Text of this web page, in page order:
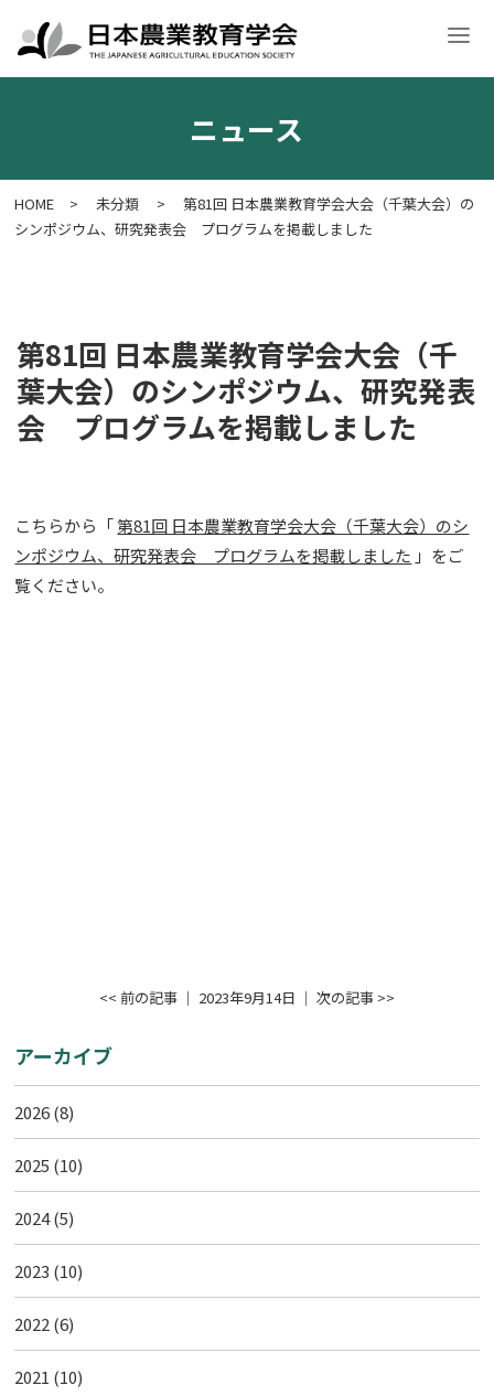
学会案内 入会・各種申請 学術大会 学会誌・刊行物 意見文
ニュース
HOME > 未分類 >
第81回 日本農業教育学会大会（千葉大会）の
シンポジウム、研究発表会 プログラムを掲載しました
アーカイブ
2026(8)
2025 (10)
2024(5)
2023 (10)
2022 (6)
2021 (10)
第81回 日本農業教育学会大会（千
葉大会）のシンポジウム、研究発表
会 プログラムを掲載しました
こちらから「第81回 日本農業教育学会大会（千葉大会）のシ
ンポジウム、研究発表会 プログラムを掲載しました 」をご
覧ください。
<< 前の記事 │ 2023年9月14日 │ 次の記事 >>